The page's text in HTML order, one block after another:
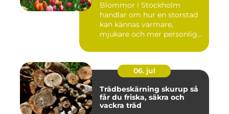
Blommor i Stockholm
handlar om hur en storstad
kan kännas varmare,
mjukare och mer personlig
06. jul
Trädbeskärning skurup så
får du friska, säkra och
vackra träd